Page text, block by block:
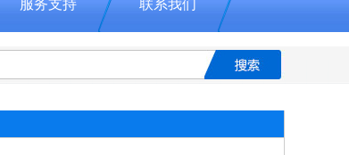
服务支持 联系我们